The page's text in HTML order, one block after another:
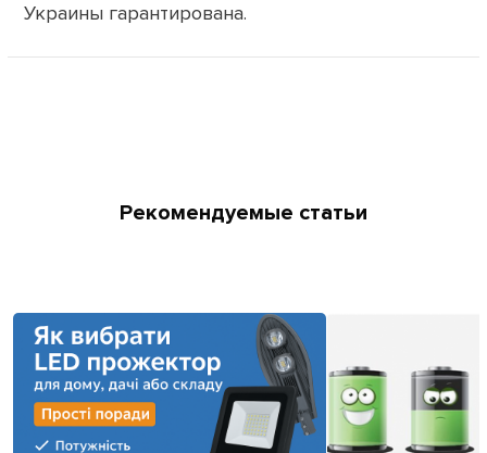
Украины гарантирована.
Рекомендуемые статьи